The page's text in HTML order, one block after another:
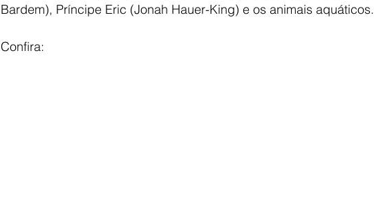
Bardem), Príncipe Eric (Jonah Hauer-King) e os animais aquáticos.
Confira: